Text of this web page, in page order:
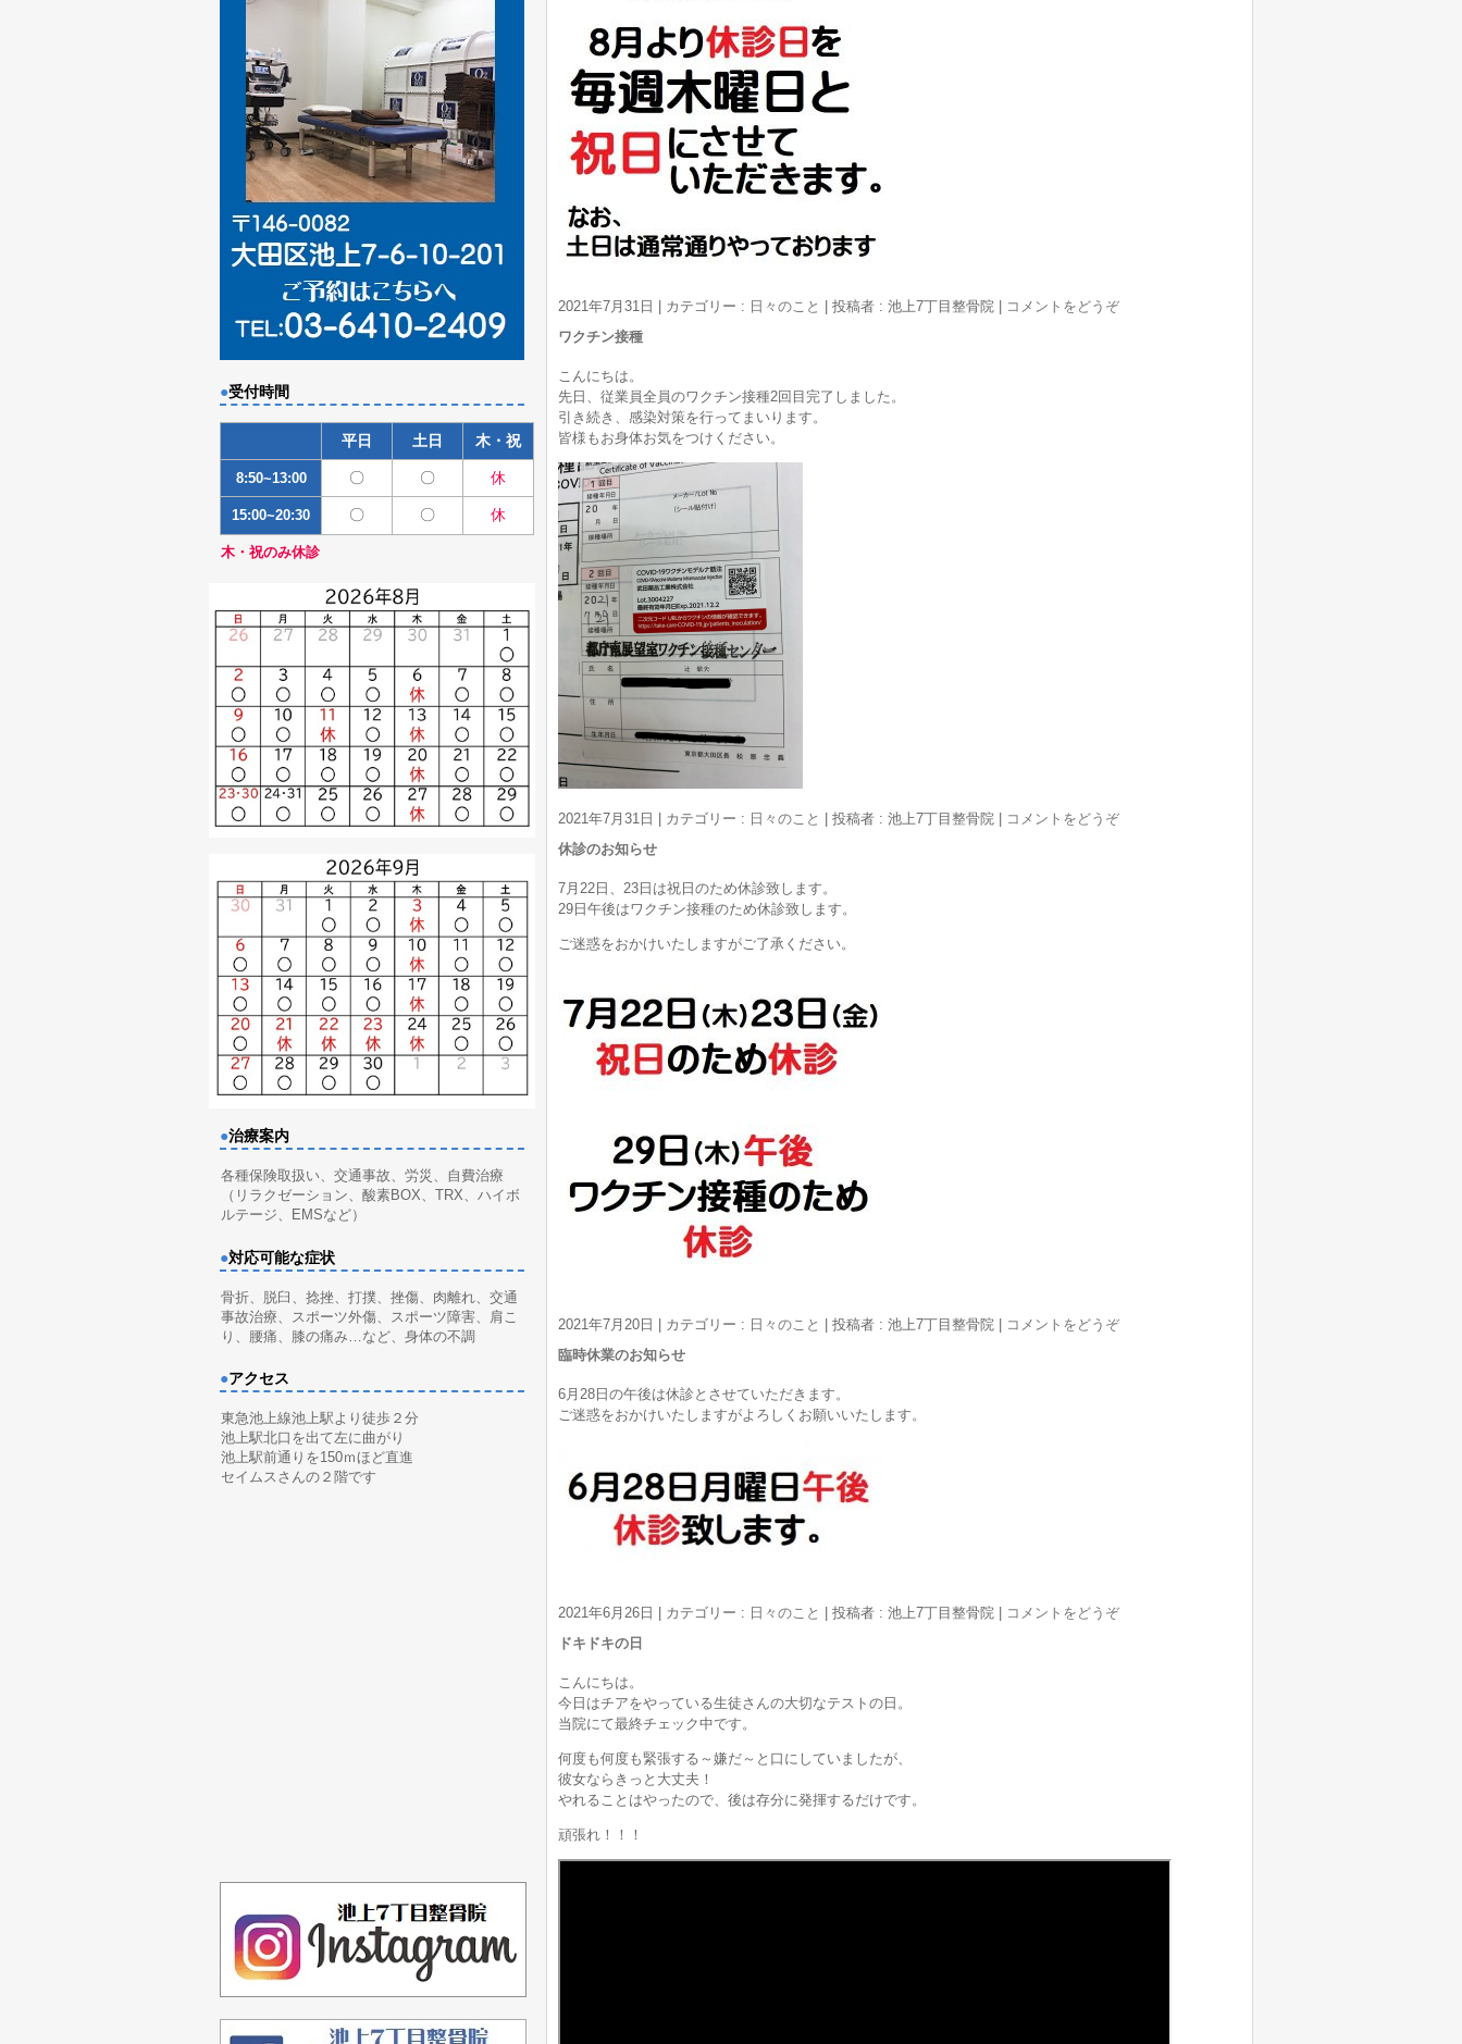
2021年7月31日 カテゴリー : 日々のこと 投稿者 : 池上7丁目整骨院
コメントをどうぞ
ワクチン接種
こんにちは。
先日、従業員全員のワクチン接種2回目完了しました。
引き続き、感染対策を行ってまいります。
皆様もお身体お気をつけください。
2021年7月31日 カテゴリー : 日々のこと 投稿者 : 池上7丁目整骨院
コメントをどうぞ
休診のお知らせ
7月22日、23日は祝日のため休診致します。
29日午後はワクチン接種のため休診致します。
ご迷惑をおかけいたしますがご了承ください。
2021年7月20日 カテゴリー : 日々のこと 投稿者 : 池上7丁目整骨院
コメントをどうぞ
臨時休業のお知らせ
6月28日の午後は休診とさせていただきます。
ご迷惑をおかけいたしますがよろしくお願いいたします。
2021年6月26日 カテゴリー : 日々のこと 投稿者 : 池上7丁目整骨院
コメントをどうぞ
ドキドキの日
こんにちは。
今日はチアをやっている生徒さんの大切なテストの日。
当院にて最終チェック中です。
何度も何度も緊張する～嫌だ～と口にしていましたが、
彼女ならきっと大丈夫！
やれることはやったので、後は存分に発揮するだけです。
頑張れ！！！
●受付時間
平日 土日 木・祝
8:50~13:00 〇 〇 休
15:00~20:30 〇 〇 休
木・祝のみ休診
●治療案内
各種保険取扱い、交通事故、労災、自費治療
（リラクゼーション、酸素BOX、TRX、ハイボ
ルテージ、EMSなど）
●対応可能な症状
骨折、脱臼、捻挫、打撲、挫傷、肉離れ、交通
事故治療、スポーツ外傷、スポーツ障害、肩こ
り、腰痛、膝の痛み…など、身体の不調
●アクセス
東急池上線池上駅より徒歩２分
池上駅北口を出て左に曲がり
池上駅前通りを150ｍほど直進
セイムスさんの２階です